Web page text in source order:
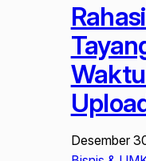
Desember